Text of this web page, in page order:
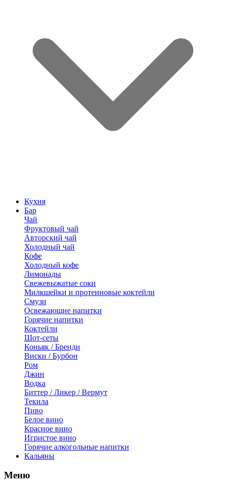
Кухня
Бар
Чай
Фруктовый чай
Авторский чай
Холодный чай
Кофе
Холодный кофе
Лимонады
Свежевыжатые соки
Милкшейки и протеиновые коктейли
Смузи
Освежающие напитки
Горячие напитки
Коктейли
Шот-сеты
Коньяк / Бренди
Виски / Бурбон
Ром
Джин
Водка
Биттер / Ликер / Вермут
Текила
Пиво
Белое вино
Красное вино
Игристое вино
Горячие алкогольные напитки
Кальяны
Меню